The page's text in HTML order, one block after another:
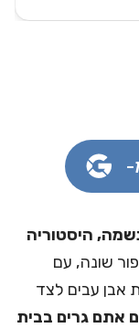
היסטוריה
שונה, עם
אבן עבים לצד
אתם גרים בבית